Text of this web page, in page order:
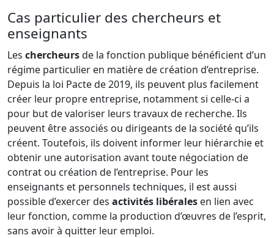
Cas particulier des chercheurs et
enseignants
Les chercheursde la fonction publique bénéficient d’un
régime particulier en matière de création d’entreprise.
Depuis la loi Pacte de 2019, ils peuvent plus facilement
créer leur propre entreprise, notamment si celle-ci a
pour but de valoriser leurs travaux de recherche. Ils
peuvent être associés ou dirigeants de la société qu’ils
créent. Toutefois, ils doivent informer leur hiérarchie et
obtenir une autorisation avant toute négociation de
contrat ou création de l’entreprise. Pour les
enseignants et personnels techniques, il est aussi
possible d’exercer des activités libérales en lien avec
leur fonction, comme la production d’œuvres de l’esprit,
sans avoir à quitter leur emploi.